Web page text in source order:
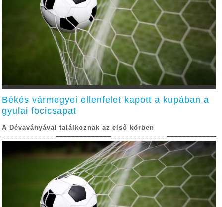
Békés vármegyei ellenfelet kapott a kupában a
gyulai focicsapat
A Dévaványával találkoznak az első körben